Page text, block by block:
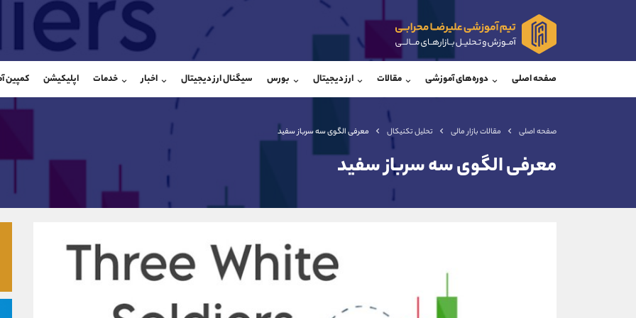
صفحه اصلی دوره‌های آموزشی مقالات ارز دیجیتال بورس سیگنال ارز دیجیتال اخبار خدمات اپلیکیشن کمپین
صفحه اصلی مقالات بازار مالی تحلیل تکنیکال معرفی الگوی سه سرباز سفید
معرفی الگوی سه سرباز سفید
@Armteam_admin_33
@Armteam_admin_103
شروع